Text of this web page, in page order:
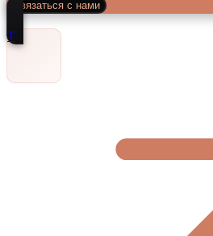
Связаться с нами
Т